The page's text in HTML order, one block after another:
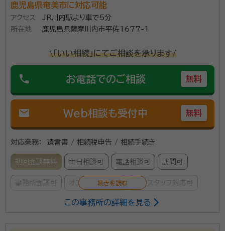
鹿児島県奄美市に対応可能
アクセス
JR川内駅より車で5分
所在地
鹿児島県薩摩川内市平佐1677-1
\「いい相続」にてご相談を承ります/
phone お電話でのご相談 無料
mail Web相談も受付中 無料
対応業務： 遺言書 / 相続税申告 / 相続手続き
初回面談無料 土日相談可 電話相談可 訪問可
事務所面談可 オンライン面談可 女性スタッフ対応可
この事務所の詳細を見る